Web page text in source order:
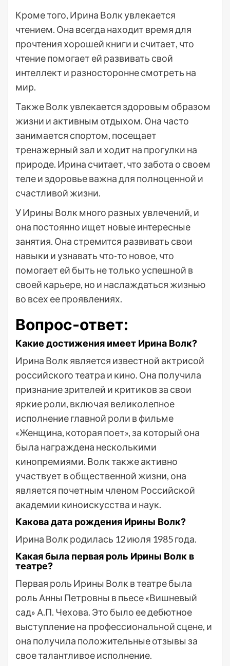
Кроме того, Ирина Волк увлекается
чтением. Она всегда находит время для
прочтения хорошей книги и считает, что
чтение помогает ей развивать свой
интеллект и разносторонне смотреть на
мир.
Также Волк увлекается здоровым образом
жизни и активным отдыхом. Она часто
занимается спортом, посещает
тренажерный зал и ходит на прогулки на
природе. Ирина считает, что забота о своем
теле и здоровье важна для полноценной и
счастливой жизни.
У Ирины Волк много разных увлечений, и
она постоянно ищет новые интересные
занятия. Она стремится развивать свои
навыки и узнавать что-то новое, что
помогает ей быть не только успешной в
своей карьере, но и наслаждаться жизнью
во всех ее проявлениях.
Вопрос-ответ:
Какие достижения имеет Ирина Волк?
Ирина Волк является известной актрисой
российского театра и кино. Она получила
признание зрителей и критиков за свои
яркие роли, включая великолепное
исполнение главной роли в фильме
«Женщина, которая поет», за который она
была награждена несколькими
кинопремиями. Волк также активно
участвует в общественной жизни, она
является почетным членом Российской
академии киноискусства и наук.
Какова дата рождения Ирины Волк?
Ирина Волк родилась 12 июля 1985 года.
Какая была первая роль Ирины Волк в
театре?
Первая роль Ирины Волк в театре была
роль Анны Петровны в пьесе «Вишневый
сад» А.П. Чехова. Это было ее дебютное
выступление на профессиональной сцене, и
она получила положительные отзывы за
свое талантливое исполнение.